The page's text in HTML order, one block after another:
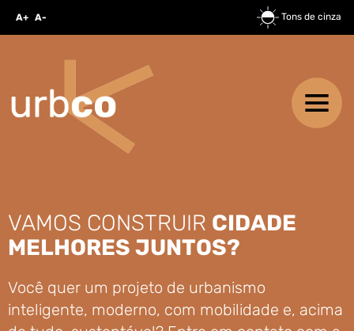
A+ A- Tons de cinza
VAMOS CONSTRUIR CIDADE
MELHORES JUNTOS?
Você quer um projeto de urbanismo
inteligente, moderno, com mobilidade e, acima